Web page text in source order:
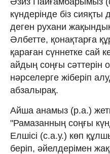
күндерінде біз
деген рухани
Әлбетте, қонақтарға
қараған сүннетке сай
айдың соңғы сәттерін
нәрселерге жіберіп
абзалырақ.
Айша анамыз (р.а.)
"Рамазанның соңғы
Елшісі (с.а.у.) көп
беріп, әйелдерімен